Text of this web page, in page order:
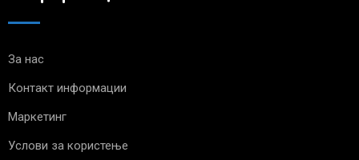
За нас
Контакт информации
Маркетинг
Услови за користење